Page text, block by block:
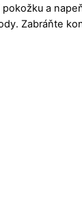
a
Zabráňte